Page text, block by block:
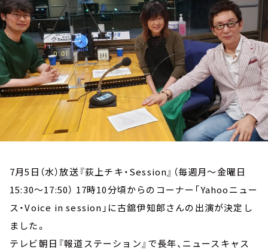
7月5日（水）放送『荻上チキ・Session』（毎週月～金曜日
15:30～17:50） 17時10分頃からのコーナー「Yahooニュー
ス・Voice in session」に古舘伊知郎さんの出演が決定し
ました。
テレビ朝日『報道ステーション』で長年、ニュースキャス